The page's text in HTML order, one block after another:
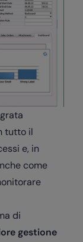
tutto il
e, in
come
di
gestione